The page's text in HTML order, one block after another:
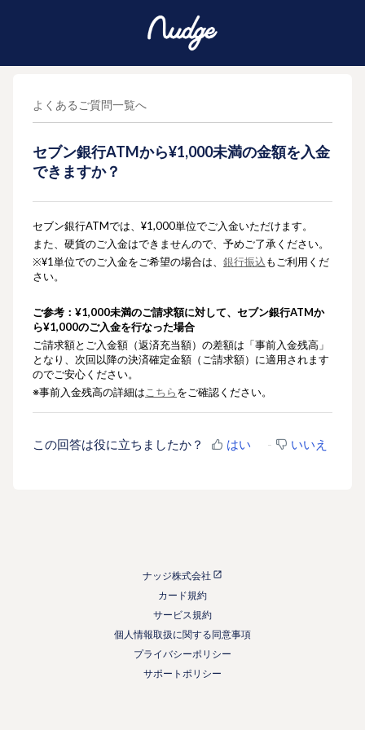
よくあるご質問一覧へ
セブン銀行ATMから¥1,000未満の金額を入金
できますか？
セブン銀行ATMでは、¥1,000単位でご入金いただけます。
また、硬貨のご入金はできませんので、予めご了承ください。
※¥1単位でのご入金をご希望の場合は、 銀行振込もご利用くだ
さい。
ご参考：¥1,000未満のご請求額に対して、セブン銀行ATMか
ら¥1,000のご入金を行なった場合
ご請求額とご入金額（返済充当額）の差額は「事前入金残高」
となり、次回以降の決済確定金額（ご請求額）に適用されます
のでご安心ください。
※事前入金残高の詳細は こちらをご確認ください。
この回答は役に立ちましたか？ はい いいえ
ナッジ株式会社
カード規約
サービス規約
個人情報取扱に関する同意事項
プライバシーポリシー
サポートポリシー